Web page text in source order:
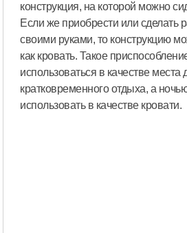
конструкция, на которой можно
Если же приобрести или сделать
своими руками, то конструкцию
как кровать. Такое
использоваться в качестве места
кратковременного отдыха, а
использовать в качестве кровати.